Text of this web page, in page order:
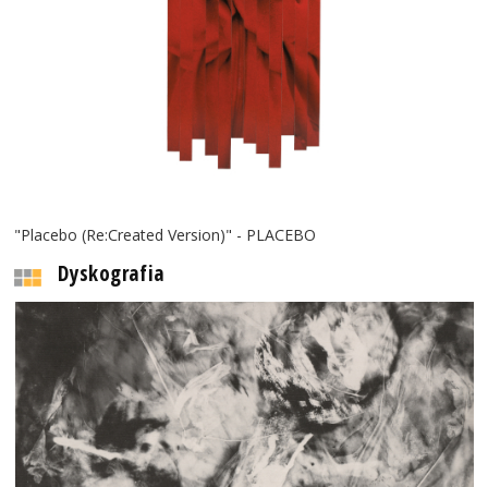
"Placebo (Re:Created Version)" - PLACEBO
Dyskografia